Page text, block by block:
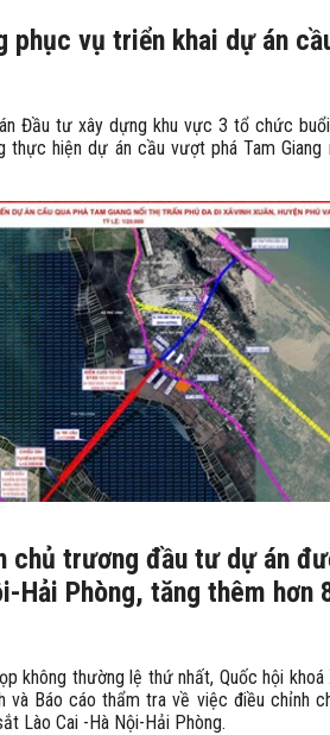
phục vụ triển khai dự án
Đầu tư xây dựng khu vực 3 tổ chức
thực hiện dự án cầu vượt phá Tam Giang
chủ trương đầu tư dự án
Hải Phòng, tăng thêm hơn
không thường lệ thứ nhất, Quốc hội khoá
và Báo cáo thẩm tra về việc điều chỉnh
Lào Cai -Hà Nội-Hải Phòng.